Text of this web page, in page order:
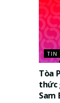
TIN
Tòa
thức
Sam